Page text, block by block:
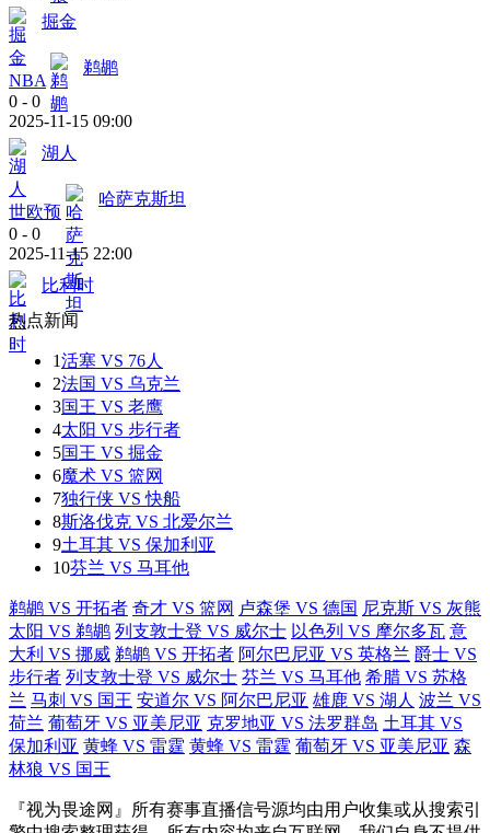
掘金
NBA
鹈鹕
0 - 0
2025-11-15 09:00
湖人
世欧预
哈萨克斯坦
0 - 0
2025-11-15 22:00
比利时
热点新闻
1活塞 VS 76人
2法国 VS 乌克兰
3国王 VS 老鹰
4太阳 VS 步行者
5国王 VS 掘金
6魔术 VS 篮网
7独行侠 VS 快船
8斯洛伐克 VS 北爱尔兰
9土耳其 VS 保加利亚
10芬兰 VS 马耳他
鹈鹕 VS 开拓者 奇才 VS 篮网 卢森堡 VS 德国 尼克斯 VS 灰熊
太阳 VS 鹈鹕 列支敦士登 VS 威尔士 以色列 VS 摩尔多瓦 意
大利 VS 挪威 鹈鹕 VS 开拓者 阿尔巴尼亚 VS 英格兰 爵士 VS
步行者 列支敦士登 VS 威尔士 芬兰 VS 马耳他 希腊 VS 苏格
兰 马刺 VS 国王 安道尔 VS 阿尔巴尼亚 雄鹿 VS 湖人 波兰 VS
荷兰 葡萄牙 VS 亚美尼亚 克罗地亚 VS 法罗群岛 土耳其 VS
保加利亚 黄蜂 VS 雷霆 黄蜂 VS 雷霆 葡萄牙 VS 亚美尼亚 森
林狼 VS 国王
『视为畏途网』所有赛事直播信号源均由用户收集或从搜索引